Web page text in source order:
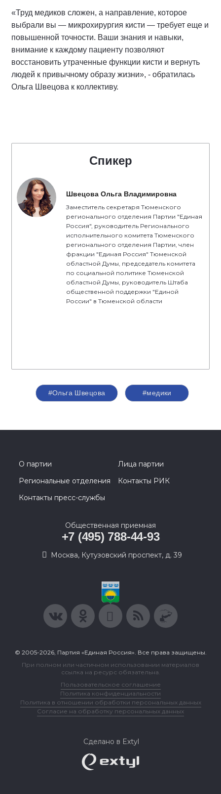
«Труд медиков сложен, а направление, которое
выбрали вы — микрохирургия кисти — требует еще и
повышенной точности. Ваши знания и навыки,
внимание к каждому пациенту позволяют
восстановить утраченные функции кисти и вернуть
людей к привычному образу жизни», - обратилась
Ольга Швецова к коллективу.
Спикер
Швецова Ольга Владимировна
Заместитель секретаря Тюменского
регионального отделения Партии "Единая
Россия", руководитель Регионального
исполнительного комитета Тюменского
регионального отделения Партии, член
фракции "Единая Россия" Тюменской
областной Думы, председатель комитета
по социальной политике Тюменской
областной Думы, руководитель Штаба
общественной поддержки "Единой
России" в Тюменской области
#Ольга Швецова #медики
О партии
Лица партии
Региональные отделения
Контакты РИК
Контакты пресс-службы
Общественная приемная
+7 (495) 788-44-93
Москва, Кутузовский проспект, д. 39
© 2005-2026, Партия «Единая Россия». Все права защищены.
При полном или частичном использовании материалов
ссылка на ресурс обязательна.
Пользовательское соглашение
Политика конфиденциальности
Политика в отношении обработки персональных данных
Согласие на обработку персональных данных
Сделано в Extyl